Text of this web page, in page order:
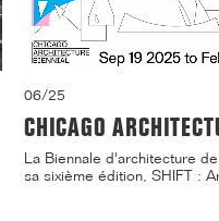
06/25
CHICAGO
La Biennale d'architecture
sa sixième édition, SHIFT :